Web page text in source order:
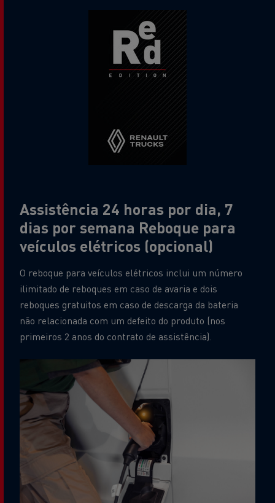
Assistência 24 horas por dia, 7
dias por semana Reboque para
veículos elétricos (opcional)
O reboque para veículos elétricos inclui um número
ilimitado de reboques em caso de avaria e dois
reboques gratuitos em caso de descarga da bateria
não relacionada com um defeito do produto (nos
primeiros 2 anos do contrato de assistência).